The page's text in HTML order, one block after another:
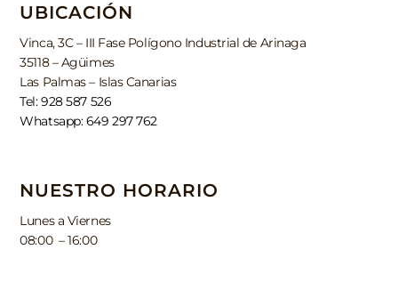
UBICACIÓN
Vinca, 3C – III Fase Polígono Industrial de Arinaga
35118 – Agüimes
Las Palmas – Islas Canarias
Tel: 928 587 526
Whatsapp: 649 297 762
NUESTRO HORARIO
Lunes a Viernes
08:00 – 16:00